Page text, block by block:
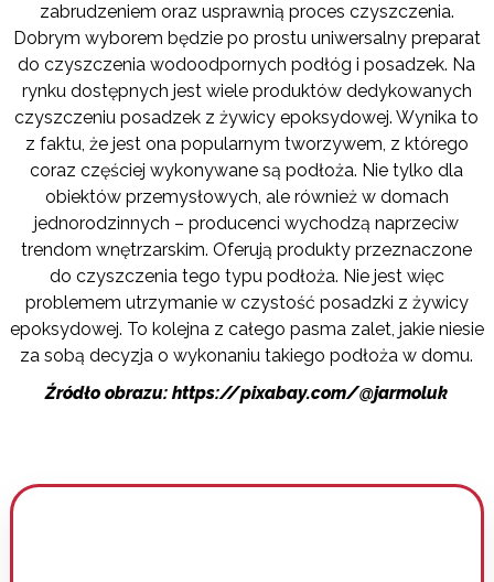
zabrudzeniem oraz usprawnią proces czyszczenia.
Dobrym wyborem będzie po prostu uniwersalny preparat
do czyszczenia wodoodpornych podłóg i posadzek. Na
rynku dostępnych jest wiele produktów dedykowanych
czyszczeniu posadzek z żywicy epoksydowej. Wynika to
z faktu, że jest ona popularnym tworzywem, z którego
coraz częściej wykonywane są podłoża. Nie tylko dla
obiektów przemysłowych, ale również w domach
jednorodzinnych – producenci wychodzą naprzeciw
trendom wnętrzarskim. Oferują produkty przeznaczone
do czyszczenia tego typu podłoża. Nie jest więc
problemem utrzymanie w czystość posadzki z żywicy
epoksydowej. To kolejna z całego pasma zalet, jakie niesie
za sobą decyzja o wykonaniu takiego podłoża w domu.
Źródło obrazu: https://pixabay.com/@jarmoluk